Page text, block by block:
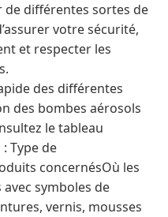
différentes sortes de
votre sécurité,
et respecter les
des différentes
des bombes aérosols
le tableau
Type de
concernésOù les
symboles de
vernis, mousses